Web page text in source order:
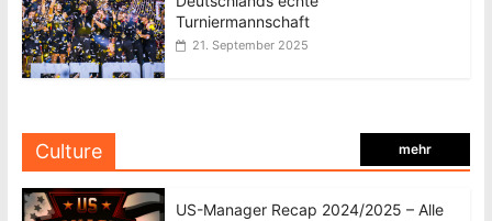
Turniermannschaft
21. September 2025
Culture mehr
US-Manager Recap 2024/2025 – Alle